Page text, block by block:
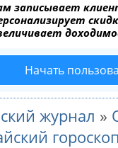
записывает
Начать
журнал »
гороскоп